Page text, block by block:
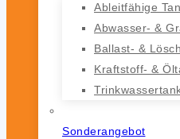
Ableitfähige
Abwasser- &
Ballast- &
Kraftstoff- &
Sonderangebot